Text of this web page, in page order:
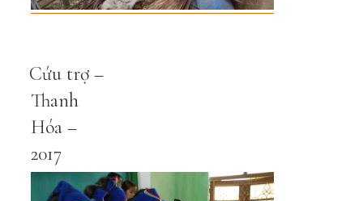
Cứu trợ –
Thanh
Hóa –
2017